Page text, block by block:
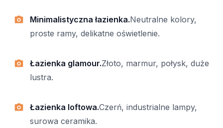
Minimalistyczna łazienka.Neutralne kolory,
proste ramy, delikatne oświetlenie.
Łazienka glamour.Złoto, marmur, połysk, duże
lustra.
Łazienka loftowa.Czerń, industrialne lampy,
surowa ceramika.